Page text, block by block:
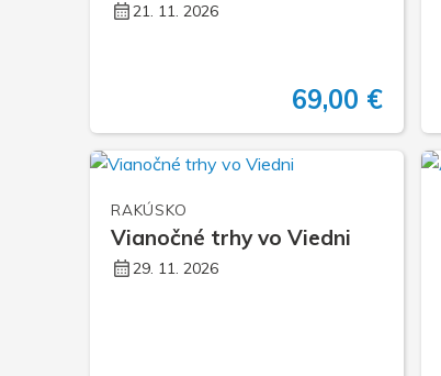
21. 11. 2026
69,00 €
RAKÚSKO
Vianočné trhy vo Viedni
29. 11. 2026